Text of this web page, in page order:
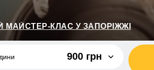
МАЙСТЕР-КЛАС У ЗАПОРІЖЖІ
900 грн